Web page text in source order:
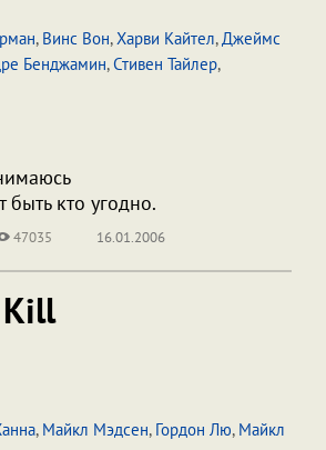
, Винс Вон,Харви Кайтел,Джеймс
Бенджамин,Стивен Тайлер,
кто угодно.
47035 16.01.2006
, Майкл Мэдсен, Гордон Лю, Майкл